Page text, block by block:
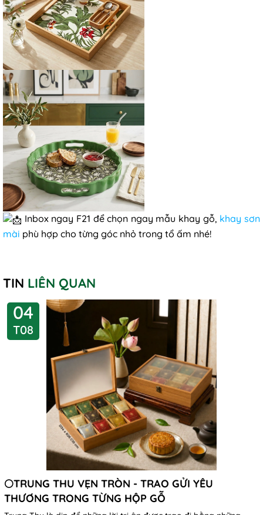
Inbox ngay F21 để chọn ngay mẫu khay gỗ, khay sơn
mài phù hợp cho từng góc nhỏ trong tổ ấm nhé!
TIN LIÊN QUAN
04
T08
🌕TRUNG THU VẸN TRÒN - TRAO GỬI YÊU
THƯƠNG TRONG TỪNG HỘP GỖ